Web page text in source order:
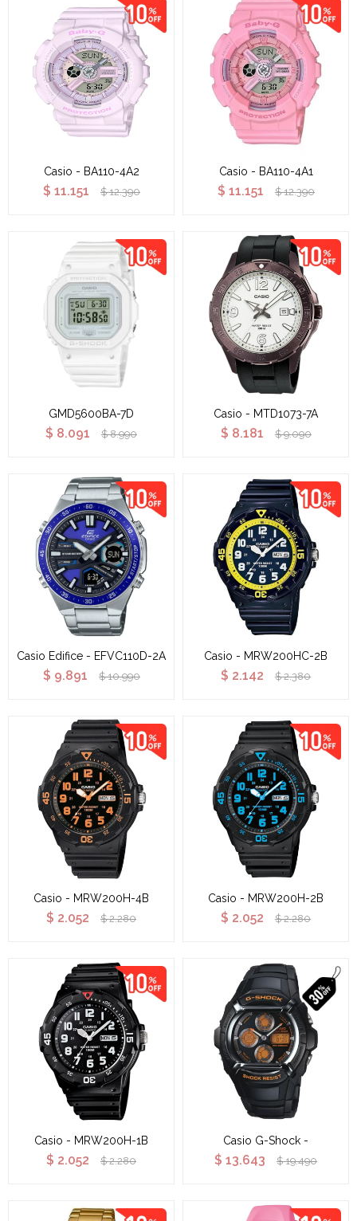
Casio - BA110-4A2
$ 11.151 $ 12.390
Casio - BA110-4A1
$ 11.151 $ 12.390
GMD5600BA-7D
$ 8.091 $ 8.990
Casio - MTD1073-7A
$ 8.181 $ 9.090
Casio Edifice - EFVC110D-2A
$ 9.891 $ 10.990
Casio - MRW200HC-2B
$ 2.142 $ 2.380
Casio - MRW200H-4B
$ 2.052 $ 2.280
Casio - MRW200H-2B
$ 2.052 $ 2.280
Casio - MRW200H-1B
$ 2.052 $ 2.280
Casio G-Shock -
$ 13.643 $ 19.490